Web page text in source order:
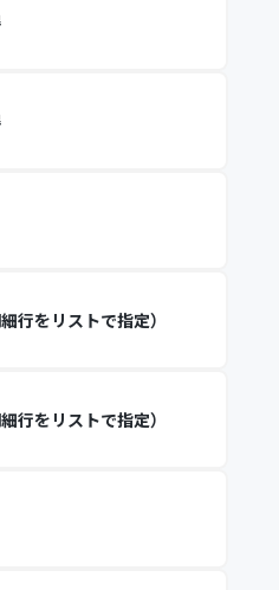
行をリストで指定）
行をリストで指定）